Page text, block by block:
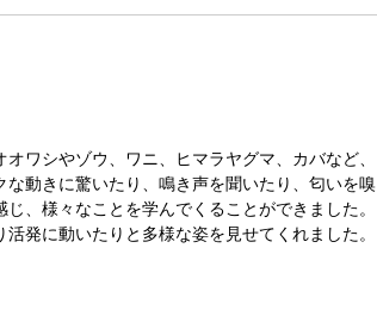
ワシやゾウ、ワニ、ヒマラヤグマ、カバなど、
動きに驚いたり、鳴き声を聞いたり、匂いを嗅
、様々なことを学んでくることができました。
発に動いたりと多様な姿を見せてくれました。